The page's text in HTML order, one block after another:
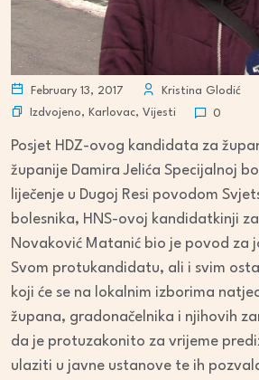
February 13, 2017
Kristina Glodić
Izdvojeno, Karlovac, Vijesti 0
Posjet HDZ-ovog kandidata za
županije Damira Jelića Specijalnoj
liječenje u Dugoj Resi povodom
bolesnika, HNS-ovoj kandidatkinji
Novaković Matanić bio je povod za
Svom protukandidatu, ali i svim
koji će se na lokalnim izborima
župana, gradonačelnika i njihovih
da je protuzakonito za vrijeme
ulaziti u javne ustanove te ih